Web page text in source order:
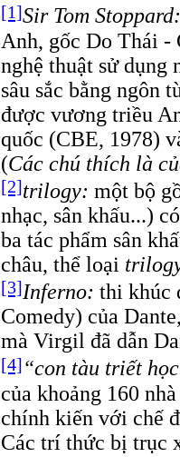
[1]Sir Tom Stoppard:
Anh, gốc Do Thái -
nghệ thuật sử dụng
sâu sắc bằng ngôn
được vương triều
quốc (CBE, 1978)
(Các chú thích là
[2]trilogy: một bộ
nhạc, sân khấu...)
ba tác phẩm sân
châu, thể loại
[3]Inferno: thi khúc
Comedy) của
mà Virgil đã dẫn
[4]“con tàu triết
của khoảng 160
chính kiến với chế
Các trí thức bị trục